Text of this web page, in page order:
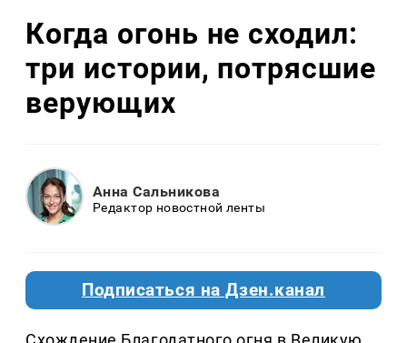
Когда огонь не сходил:
три истории, потрясшие
верующих
Анна Сальникова
Редактор новостной ленты
Подписаться на Дзен.канал